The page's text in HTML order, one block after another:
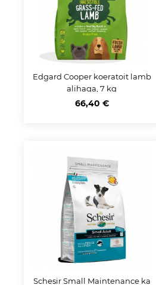
Edgard Cooper koeratoit lamb
alihaga, 7 kg
66,40 €
Schesir Small Maintenance ka